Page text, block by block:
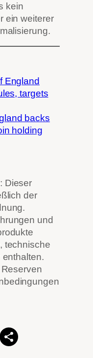
kein
ein weiterer
England
targets
backs
holding
Dieser
der
und
technische
enthalten.